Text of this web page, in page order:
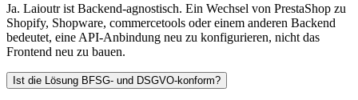
Ja. Laioutr ist Backend-agnostisch. Ein Wechsel von PrestaShop zu
Shopify, Shopware, commercetools oder einem anderen Backend
bedeutet, eine API-Anbindung neu zu konfigurieren, nicht das
Frontend neu zu bauen.
Ist die Lösung BFSG- und DSGVO-konform?